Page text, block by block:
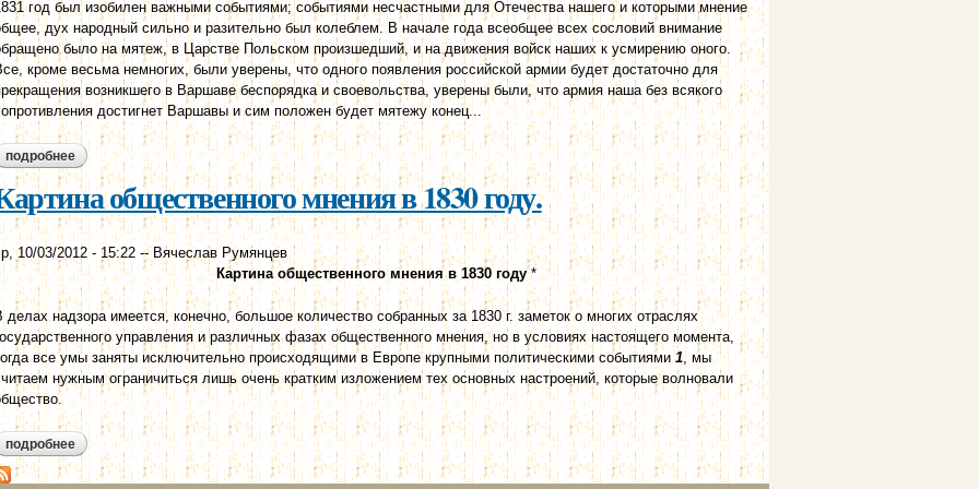
год был изобилен важными событиями; событиями несчастными для Отечества нашего и которыми мнение
дух народный сильно и разительно был колеблем. В начале года всеобщее всех сословий внимание
было на мятеж, в Царстве Польском произшедший, и на движения войск наших к усмирению оного.
кроме весьма немногих, были уверены, что одного появления российской армии будет достаточно для
возникшего в Варшаве беспорядка и своевольства, уверены были, что армия наша без всякого
достигнет Варшавы и сим положен будет мятежу конец...
подробнее о обозрение происшествий и общественного мнения в 1831 году.
общественного мнения в 1830 году.
10/03/2012 - 15:22 --Вячеслав Румянцев
Картина общественного мнения в 1830 году*
делах надзора имеется, конечно, большое количество собранных за 1830 г. заметок о многих отраслях
управления и различных фазах общественного мнения, но в условиях настоящего момента,
все умы заняты исключительно происходящими в Европе крупными политическими событиями1, мы
нужным ограничиться лишь очень кратким изложением тех основных настроений, которые волновали
подробнее о картина общественного мнения в 1830 году.